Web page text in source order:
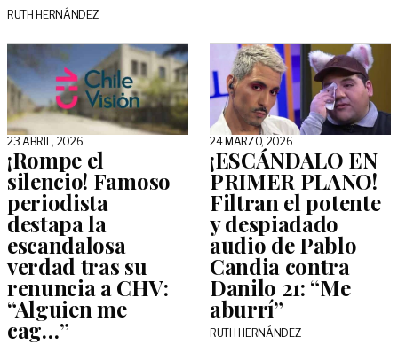
RUTH HERNÁNDEZ
23 ABRIL, 2026
¡Rompe el
silencio! Famoso
periodista
destapa la
escandalosa
verdad tras su
renuncia a CHV:
“Alguien me
cag…”
24 MARZO, 2026
¡ESCÁNDALO EN
PRIMER PLANO!
Filtran el potente
y despiadado
audio de Pablo
Candia contra
Danilo 21: “Me
aburrí”
RUTH HERNÁNDEZ